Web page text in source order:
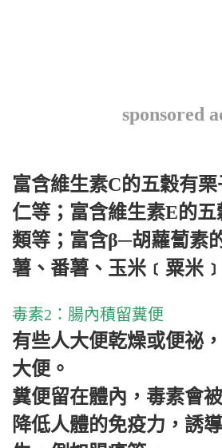
sponsored
富含維生素C的五穀有
仁等；富含維生素E的五
類等；富含β─胡蘿蔔素
薯、番薯、玉米﹝粟米
毒素2 ：腸內積留糞便
有些人大便乾燥或便祕
大便。
糞便留在體內，毒素會
降低人體的免疫力，誘